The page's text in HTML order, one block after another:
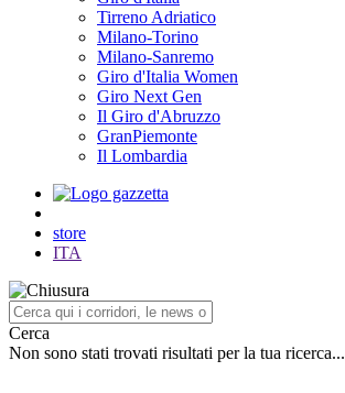
Tirreno Adriatico
Milano-Torino
Milano-Sanremo
Giro d'Italia Women
Giro Next Gen
Il Giro d'Abruzzo
GranPiemonte
Il Lombardia
store
ITA
Cerca
Non sono stati trovati risultati per la tua ricerca...